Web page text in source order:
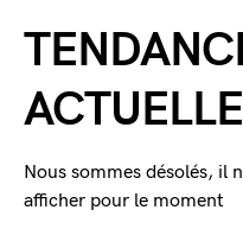
Nous sommes désolés, il
afficher pour le moment